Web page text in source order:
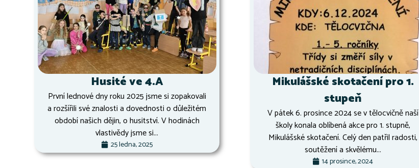
Husité ve 4.A
První lednové dny roku 2025 jsme si zopakovali
a rozšířili své znalosti a dovednosti o důležitém
období našich dějin, o husitství. V hodinách
vlastivědy jsme si...
25 ledna, 2025
Mikulášské skotačení pro 1.
stupeň
V pátek 6. prosince 2024 se v tělocvičně naší
školy konala oblíbená akce pro 1. stupně,
Mikulášské skotačení. Celý den patřil radosti,
soutěžení a skvělému...
14 prosince, 2024